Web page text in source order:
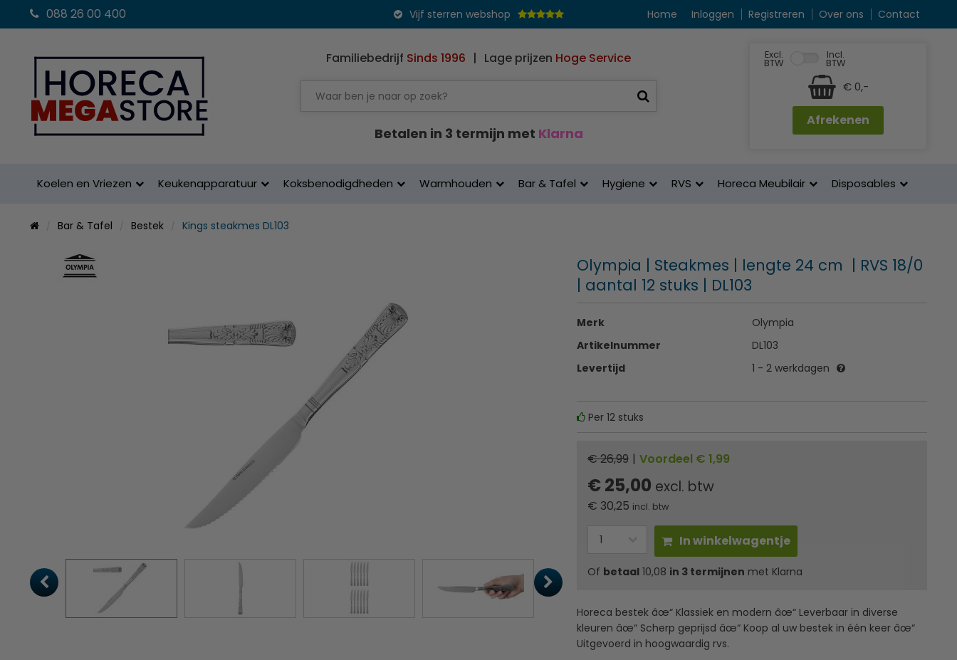
088 26 00 400 Vijf sterren webshop Home Inloggen Registreren Over ons Contact
Familiebedrijf Sinds 1996 | Lage prijzen Hoge Service
Betalen in 3 termijn met Klarna
Excl.
BTW
Incl.
BTW
€ 0,-
Afrekenen
Koelen en Vriezen Keukenapparatuur Koksbenodigdheden Warmhouden Bar & Tafel Hygiene RVS Horeca Meubilair Disposables
Bar & Tafel Bestek Kings steakmes DL103
Olympia | Steakmes | lengte 24 cm | RVS 18/0
| aantal 12 stuks | DL103
Merk
Olympia
Artikelnummer
DL103
Levertijd
1 - 2 werkdagen
Per 12 stuks
€ 26,99 | Voordeel € 1,99
€ 25,00 excl. btw
€ 30,25 incl. btw
In winkelwagentje
Of betaal10,08 in 3 termijnen met Klarna
Horeca bestek âœ“ Klassiek en modern âœ“ Leverbaar in diverse
kleuren âœ“ Scherp geprijsd âœ“ Koop al uw bestek in één keer âœ“
Uitgevoerd in hoogwaardig rvs.